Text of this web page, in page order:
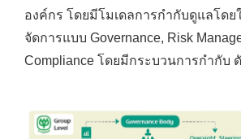
องค์กร โดยมีโมเดลการกำกับดูแลโดย
จัดการแบบ Governance, Risk
Compliance โดยมีกระบวนการกำกับ